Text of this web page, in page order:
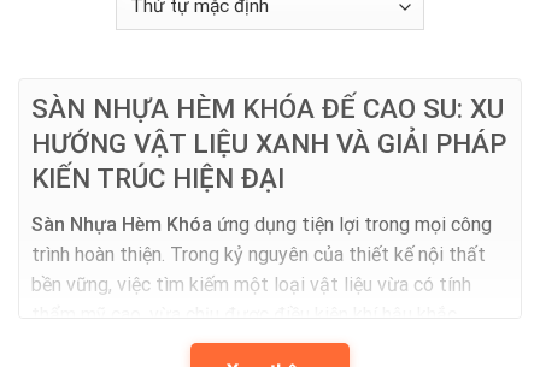
SÀN NHỰA HÈM KHÓA ĐẾ CAO SU: XU
HƯỚNG VẬT LIỆU XANH VÀ GIẢI PHÁP
KIẾN TRÚC HIỆN ĐẠI
Sàn Nhựa Hèm Khóa ứng dụng tiện lợi trong mọi công
trình hoàn thiện. Trong kỷ nguyên của thiết kế nội thất
bền vững, việc tìm kiếm một loại vật liệu vừa có tính
nghiệt tại Việt Nam, lại vừa tối ưu hóa được thời gian thi